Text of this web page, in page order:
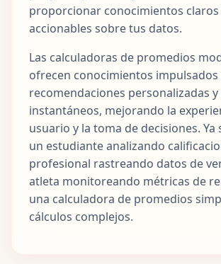
proporcionar conocimientos claros
accionables sobre tus datos.
Las calculadoras de promedios
ofrecen conocimientos impulsados
recomendaciones personalizadas
instantáneos, mejorando la
usuario y la toma de decisiones. Ya
un estudiante analizando
profesional rastreando datos de
atleta monitoreando métricas de
una calculadora de promedios
cálculos complejos.